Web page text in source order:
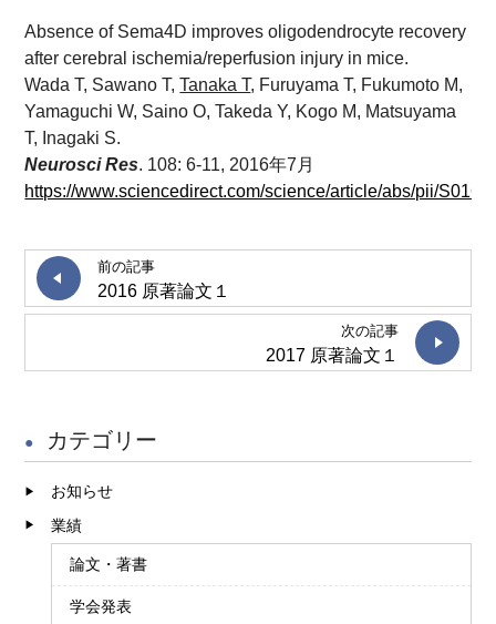
Absence of Sema4D improves oligodendrocyte recovery
after cerebral ischemia/reperfusion injury in mice.
Wada T, Sawano T,Tanaka T, Furuyama T, Fukumoto M,
Yamaguchi W, Saino O, Takeda Y, Kogo M, Matsuyama
T, Inagaki S.
Neurosci Res. 108: 6-11, 2016年7月
https://www.sciencedirect.com/science/article/abs/pii/
前の記事
2016 原著論文１
次の記事
2017 原著論文１
カテゴリー
お知らせ
業績
論文・著書
学会発表